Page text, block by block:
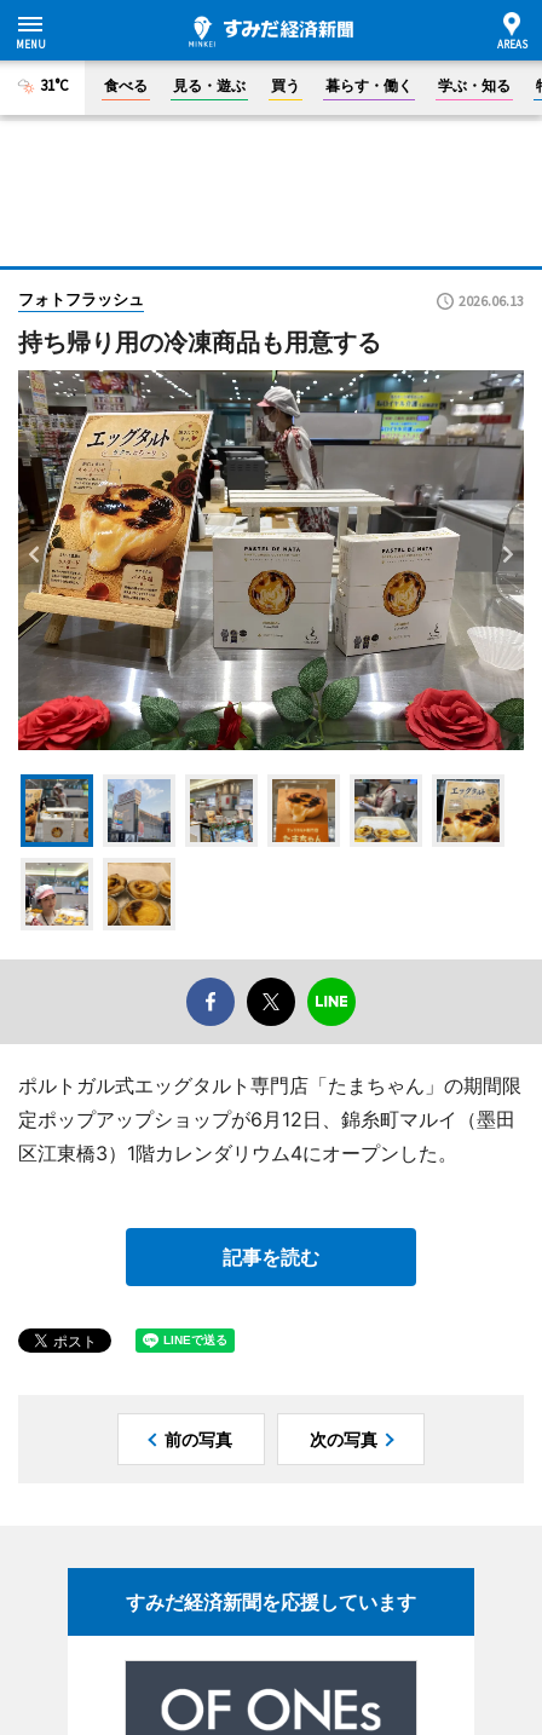
31°C 食べる 見る・遊ぶ 買う 暮らす・働く 学ぶ・知る
フォトフラッシュ 2026.06.13
持ち帰り用の冷凍商品も用意する
ポルトガル式エッグタルト専門店「たまちゃん」の期間限
定ポップアップショップが6月12日、錦糸町マルイ（墨田
区江東橋3）1階カレンダリウム4にオープンした。
記事を読む
前の写真 次の写真
すみだ経済新聞を応援しています